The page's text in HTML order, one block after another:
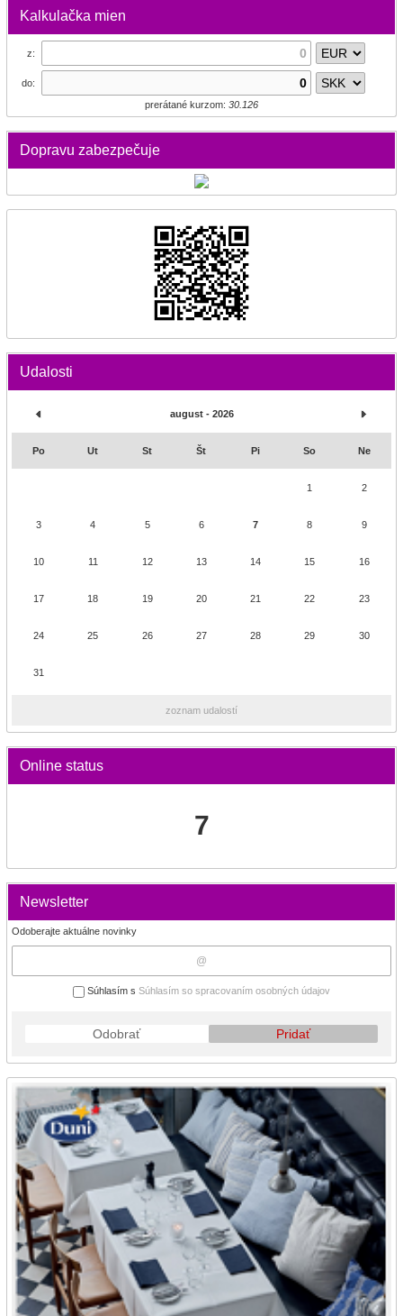
Kalkulačka mien
z:
do:
prerátané kurzom: 30.126
Dopravu zabezpečuje
Udalosti
august - 2026
Po Ut St Št Pi So Ne
1 2
3 4 5 6 7 8 9
10 11 12 13 14 15 16
17 18 19 20 21 22 23
24 25 26 27 28 29 30
31
zoznam udalostí
Online status
7
Newsletter
Odoberajte aktuálne novinky
Súhlasím s Súhlasím so spracovaním osobných údajov
Odobrať Pridať